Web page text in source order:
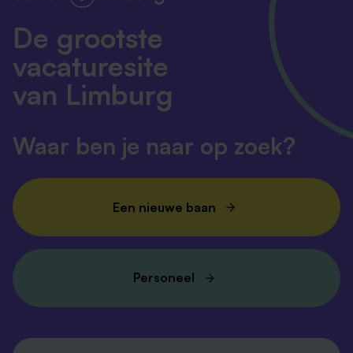
De grootste
vacaturesite
van Limburg
Waar ben je naar op zoek?
Een nieuwe baan
Personeel